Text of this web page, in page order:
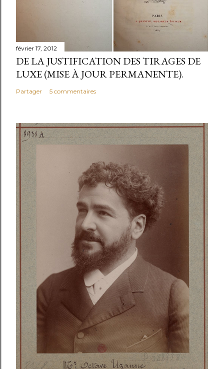
février 17, 2012
DE LA JUSTIFICATION DES TIRAGES DE
LUXE (MISE À JOUR PERMANENTE).
Partager 5 commentaires